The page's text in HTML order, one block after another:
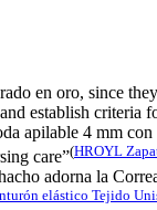
en oro, since
establish
apilable 4 mm
care”(HROYL
adorna la
elástico Tejido